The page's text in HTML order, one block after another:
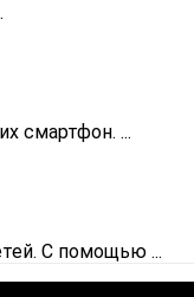
смартфон. ...
С помощью ...